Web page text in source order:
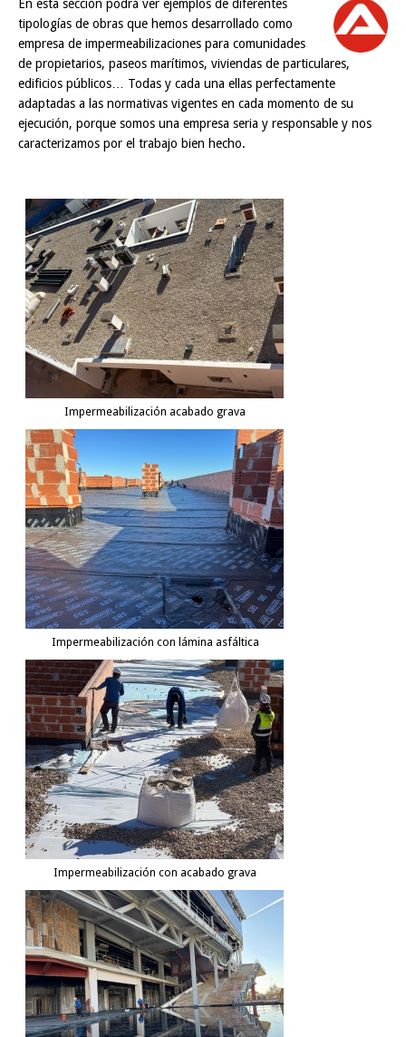
En esta sección podrá ver ejemplos de diferentes
tipologías de obras que hemos desarrollado como
empresa de impermeabilizaciones para comunidades
de propietarios, paseos marítimos, viviendas de particulares,
edificios públicos… Todas y cada una ellas perfectamente
adaptadas a las normativas vigentes en cada momento de su
ejecución, porque somos una empresa seria y responsable y nos
caracterizamos por el trabajo bien hecho.
Impermeabilización acabado grava
Impermeabilización con lámina asfáltica
Impermeabilización con acabado grava